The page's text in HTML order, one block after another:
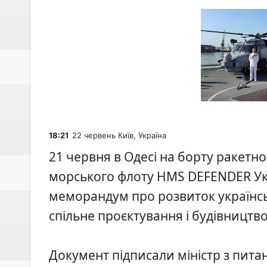
Чорна п’ятниця в Академії
''Я вижив, бо був
''Доки я служив у піхоті — я
Запрошуємо батьків з дітьми
СБУ та Нацполіція затримали
18:21 22 червень Київ, Україна
21 червня в Одесі на борту
морського флоту HMS DEFENDER
меморандум про розвиток
спільне проєктування і
Документ підписали міністр з